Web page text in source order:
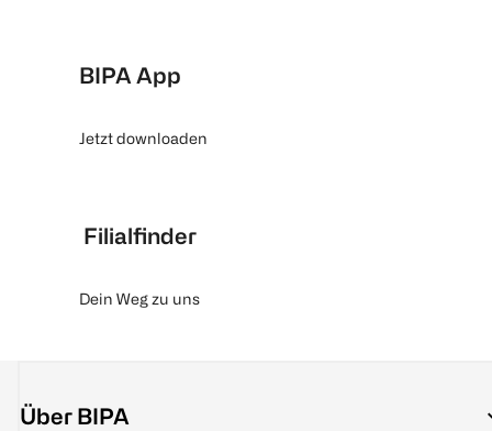
BIPA App
Jetzt downloaden
Filialfinder
Dein Weg zu uns
Über BIPA